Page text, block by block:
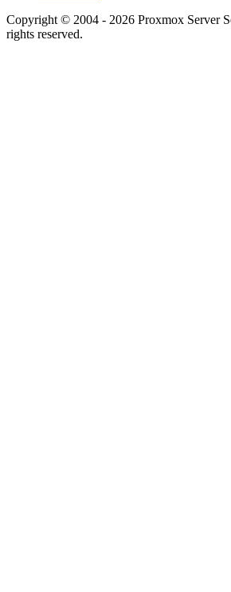
Copyright © 2004 - 2026 Proxmox Server
rights reserved.